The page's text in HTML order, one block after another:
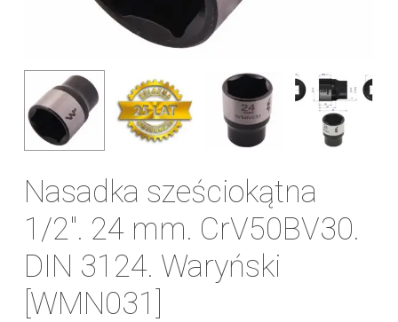
Nasadka sześciokątna
1/2″. 24 mm. CrV50BV30.
DIN 3124. Waryński
[WMN031]